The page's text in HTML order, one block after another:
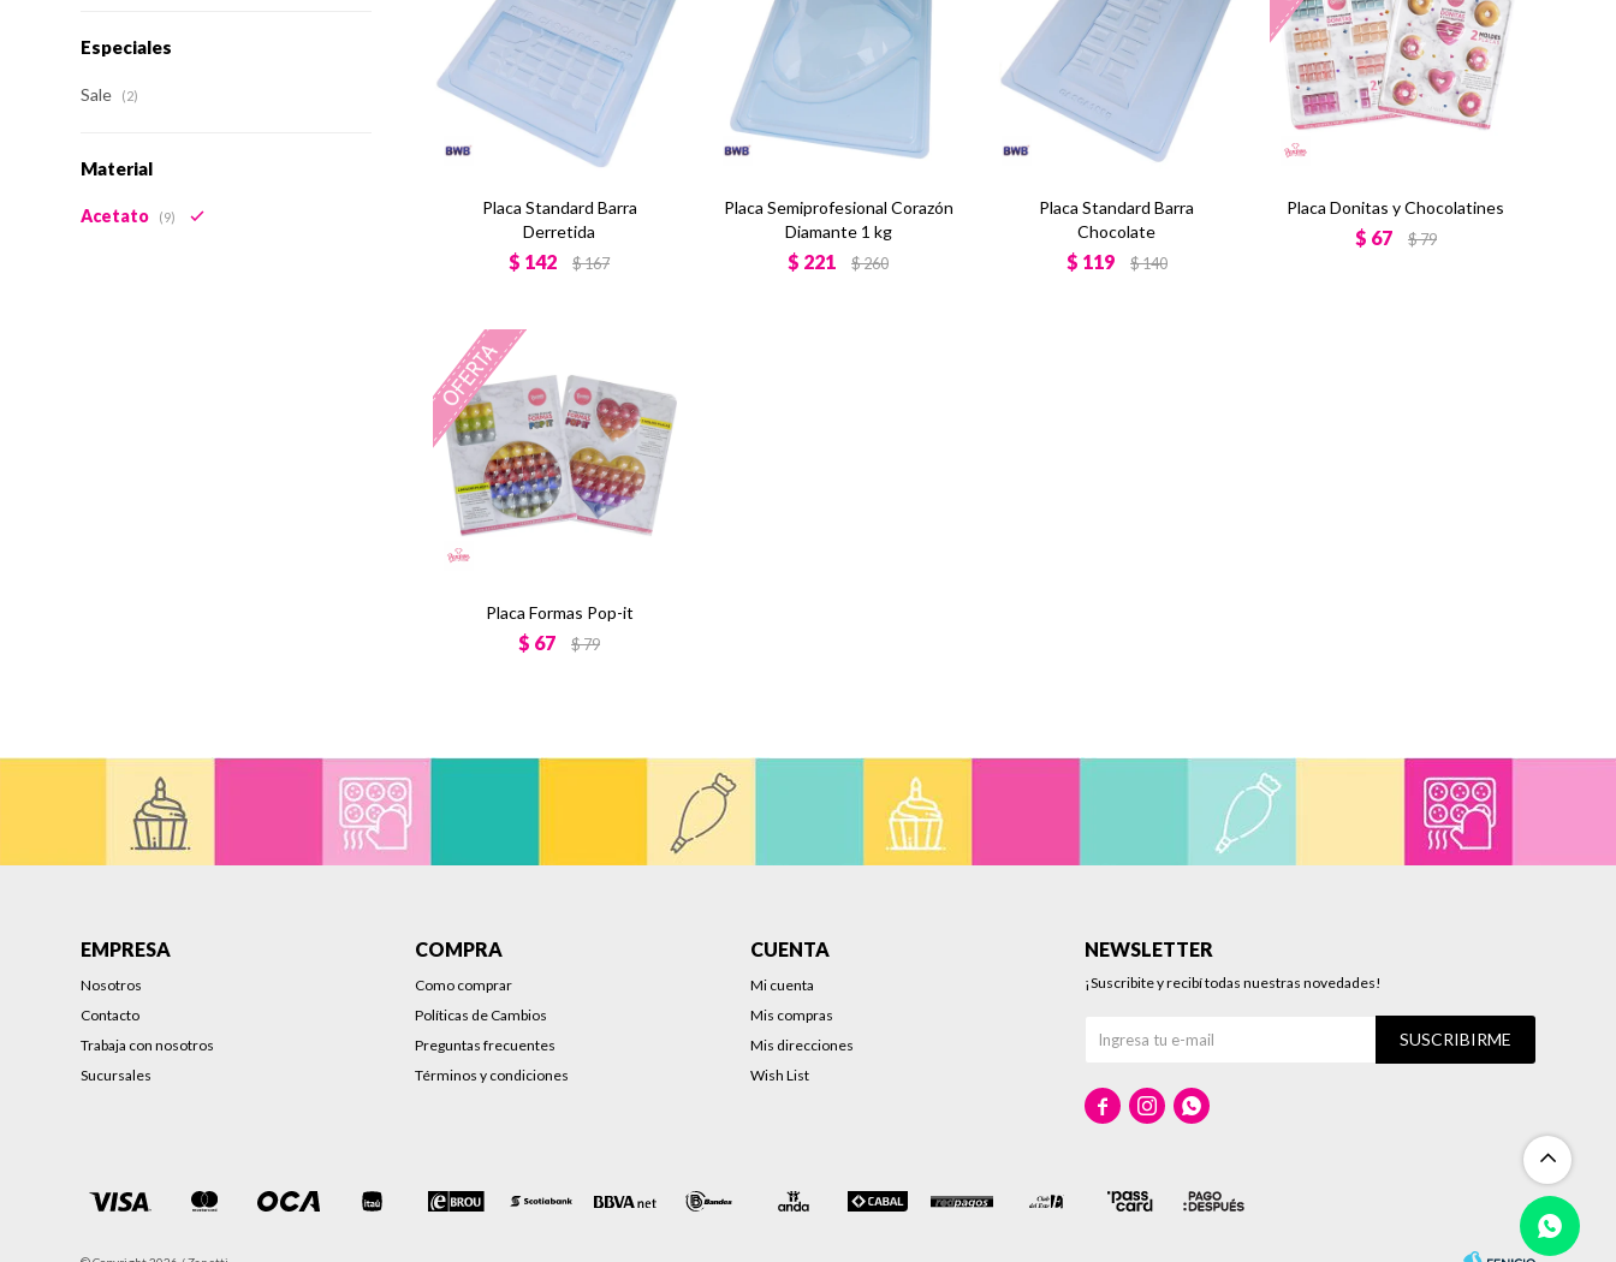
Placa Standard Barra
Derretida
$ 142 $167
Placa Semiprofesional Corazón
Diamante 1 kg
$ 221 $260
Placa Standard Barra
Chocolate
$ 119 $140
Placa Donitas y Chocolatines
$ 67 $79
Placa Formas Pop-it
$ 67 $79
Especiales
Sale (2)
Material
Acetato (9)
EMPRESA
Nosotros
Contacto
Trabaja con nosotros
Sucursales
COMPRA
Como comprar
Políticas de Cambios
Preguntas frecuentes
Términos y condiciones
CUENTA
Mi cuenta
Mis compras
Mis direcciones
Wish List
NEWSLETTER
¡Suscribite y recibí todas nuestras novedades!
SUSCRIBIRME
  